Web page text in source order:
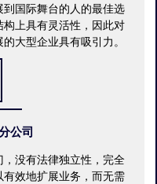
国际舞台的人的最佳选
上具有灵活性，因此对
大型企业具有吸引力。
公司
没有法律独立性，完全
效地扩展业务，而无需